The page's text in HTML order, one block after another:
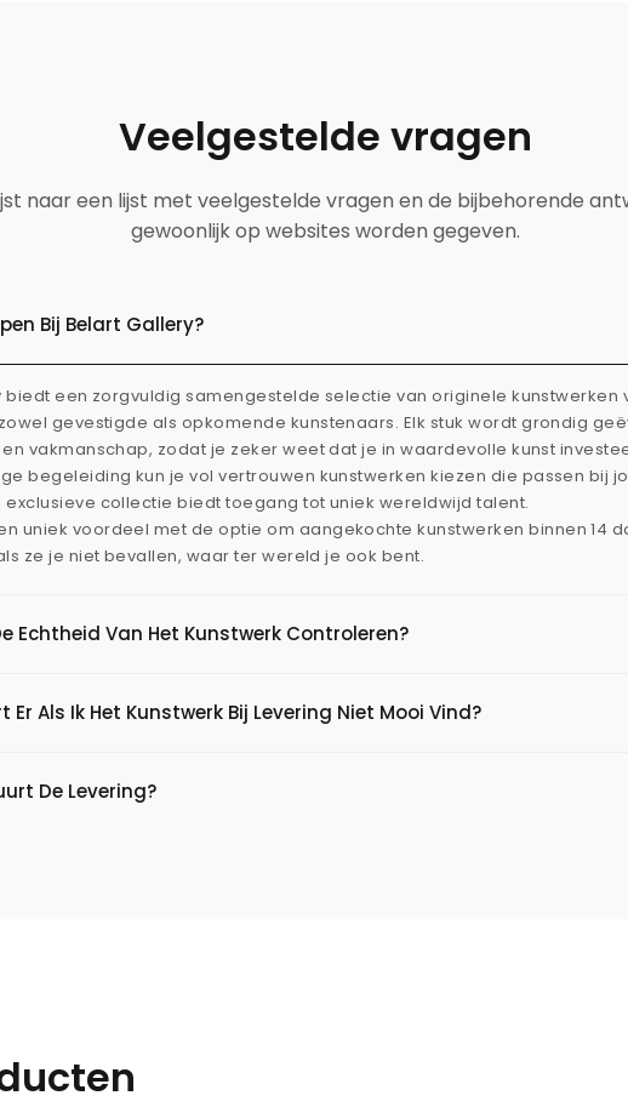
Veelgestelde vragen
naar een lijst met veelgestelde vragen en de bijbehorende
gewoonlijk op websites worden gegeven.
Bij Belart Gallery?
biedt een zorgvuldig samengestelde selectie van originele kunstwerken
gevestigde als opkomende kunstenaars. Elk stuk wordt grondig
vakmanschap, zodat je zeker weet dat je in waardevolle kunst
begeleiding kun je vol vertrouwen kunstwerken kiezen die passen bij
exclusieve collectie biedt toegang tot uniek wereldwijd talent.
uniek voordeel met de optie om aangekochte kunstwerken binnen 14
ze je niet bevallen, waar ter wereld je ook bent.
Echtheid Van Het Kunstwerk Controleren?
Er Als Ik Het Kunstwerk Bij Levering Niet Mooi Vind?
De Levering?